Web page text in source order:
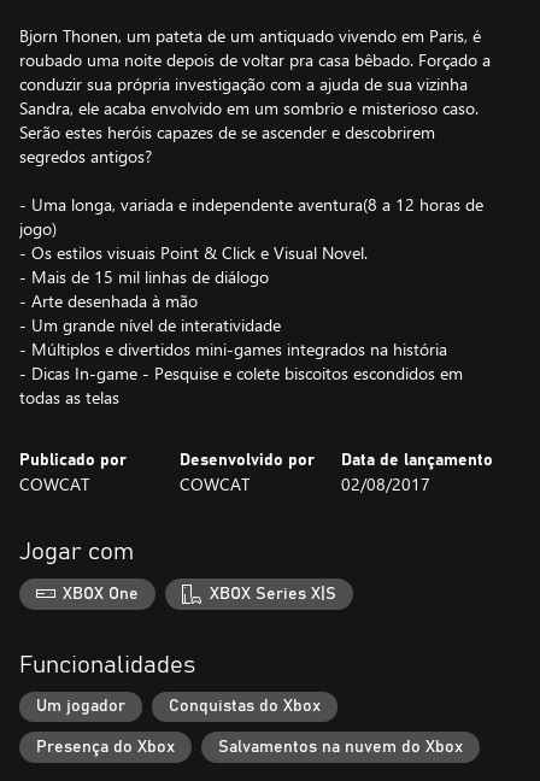
Bjorn Thonen, um pateta de um antiquado vivendo em Paris, é
roubado uma noite depois de voltar pra casa bêbado. Forçado a
conduzir sua própria investigação com a ajuda de sua vizinha
Sandra, ele acaba envolvido em um sombrio e misterioso caso.
Serão estes heróis capazes de se ascender e descobrirem
segredos antigos?
- Uma longa, variada e independente aventura(8 a 12 horas de
jogo)
- Os estilos visuais Point & Click e Visual Novel.
- Mais de 15 mil linhas de diálogo
- Arte desenhada à mão
- Um grande nível de interatividade
- Múltiplos e divertidos mini-games integrados na história
- Dicas In-game - Pesquise e colete biscoitos escondidos em
todas as telas
Publicado por
COWCAT
Desenvolvido por
COWCAT
Data de lançamento
02/08/2017
Jogar com
XBOX One XBOX Series X|S
Funcionalidades
Um jogador Conquistas do Xbox
Presença do Xbox Salvamentos na nuvem do Xbox